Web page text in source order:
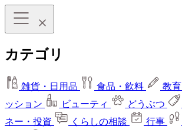
カテゴリ
雑貨・日用品 食品・飲料 教育
ッション
ビューティ どうぶつ
ネー・投資
くらしの相談 行事